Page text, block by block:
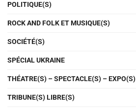
POLITIQUE(S)
ROCK AND FOLK ET MUSIQUE(S)
SOCIÉTÉ(S)
SPÉCIAL UKRAINE
THÉATRE(S) – SPECTACLE(S) – EXPO(S)
TRIBUNE(S) LIBRE(S)